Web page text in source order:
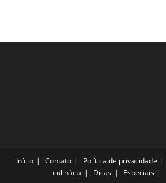
Início Contato Política de privacidade
culinária
Dicas Especiais